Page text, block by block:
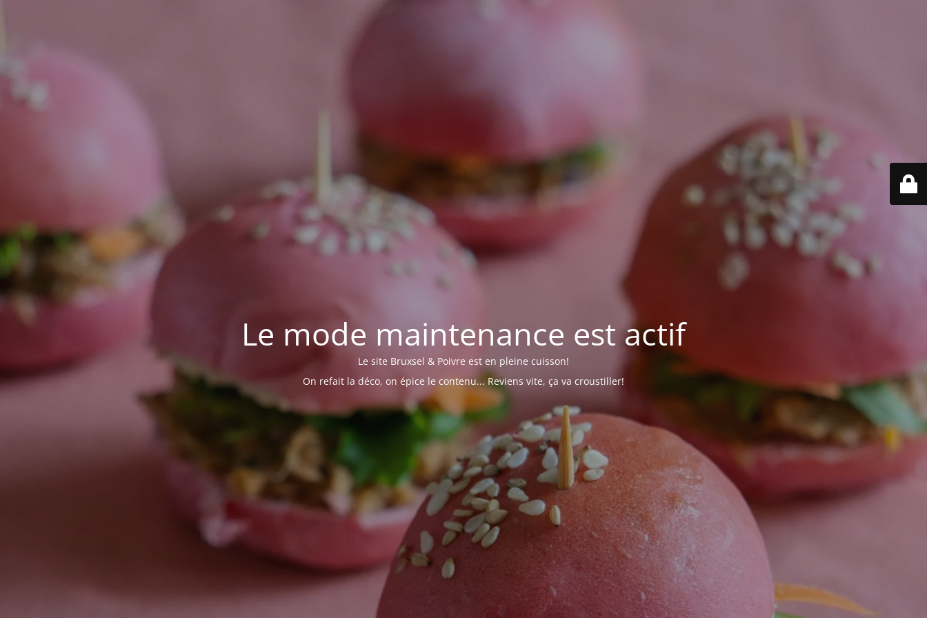
Le mode maintenance est actif
Le site Bruxsel & Poivre est en pleine cuisson!
On refait la déco, on épice le contenu... Reviens vite, ça va croustiller!